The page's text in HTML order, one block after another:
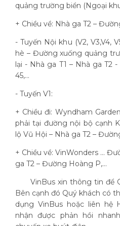
quảng trường biển (Ngoại
+ Chiều về: Nhà ga T2 –
- Tuyến Nội khu (V2, V3,V4,
hè – Đường xuống quảng
lại - Nhà ga T1 – Nhà ga
45,...
- Tuyến V1:
+ Chiều đi: Wyndham
phải tại đường nội bộ cạnh
lộ Vũ Hội – Nhà ga T2 –
+ Chiều về: VinWonders …
ga T2 – Đường Hoàng P,...
VinBus xin thông tin để
Bên cạnh đó Quý khách có
dụng VinBus hoặc liên hệ
nhận được phản hồi